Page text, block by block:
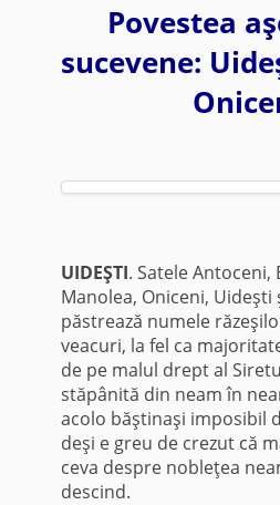
Povestea
sucevene:
UIDEŞTI. Satele Antoceni,
Manolea, Oniceni, Uideşti
păstrează numele
veacuri, la fel ca
de pe malul drept al
stăpânită din neam în
acolo băştinaşi imposibil
deşi e greu de crezut că
ceva despre nobleţea
descind.